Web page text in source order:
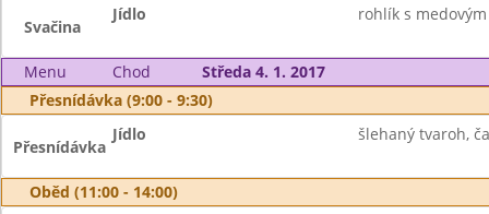
Svačina
Jídlo rohlík s
Menu Chod
Středa 4. 1. 2017
Přesnídávka (9:00 - 9:30)
Přesnídávka
Jídlo šlehaný tvaroh,
Oběd (11:00 - 14:00)